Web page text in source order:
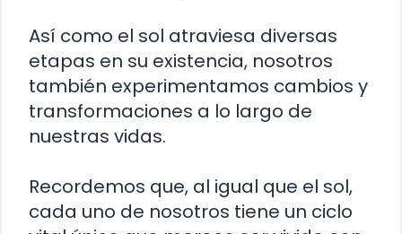
Así como el sol atraviesa diversas
etapas en su existencia, nosotros
también experimentamos cambios y
transformaciones a lo largo de
nuestras vidas.
Recordemos que, al igual que el sol,
cada uno de nosotros tiene un ciclo